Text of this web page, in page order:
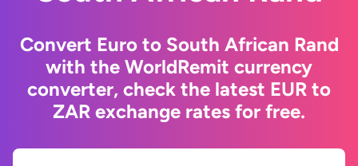
Convert Euro to South African Rand
with the WorldRemit currency
converter, check the latest EUR to
ZAR exchange rates for free.